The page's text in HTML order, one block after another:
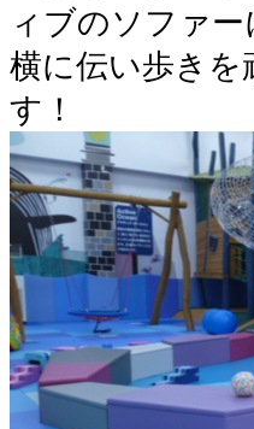
ィブのソファー
横に伝い歩き
す！